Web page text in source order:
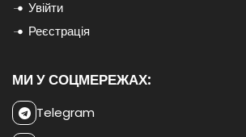
Увійти
Реєстрація
МИ У СОЦМЕРЕЖАХ:
Telegram